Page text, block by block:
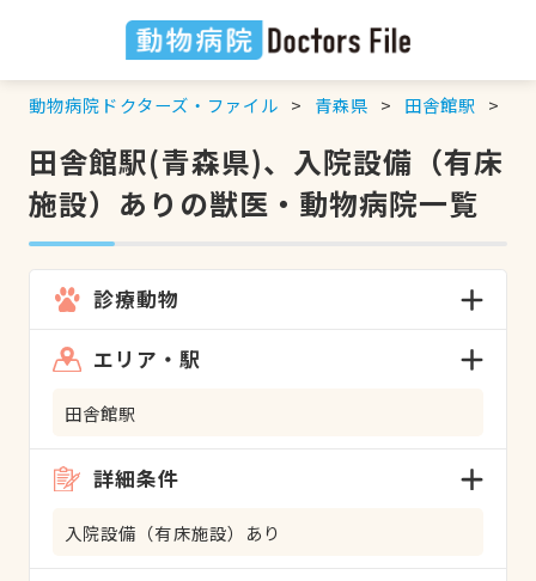
動物病院ドクターズ・ファイル 青森県 田舎館駅
田舎館駅(青森県)、入院設備（有床
施設）ありの獣医・動物病院一覧
診療動物
エリア・駅
田舎館駅
詳細条件
入院設備（有床施設）あり